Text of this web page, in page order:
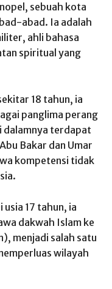
sebuah kota
abad. Ia adalah
ahli bahasa
spiritual yang
18 tahun, ia
panglima perang
dalamnya terdapat
Bakar dan Umar
kompetensi tidak
usia 17 tahun, ia
dakwah Islam ke
menjadi salah satu
wilayah